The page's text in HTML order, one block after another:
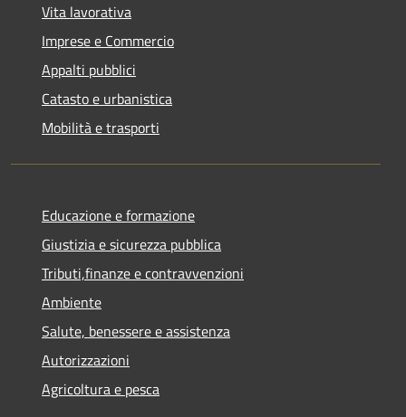
Vita lavorativa
Imprese e Commercio
Appalti pubblici
Catasto e urbanistica
Mobilità e trasporti
Educazione e formazione
Giustizia e sicurezza pubblica
Tributi,finanze e contravvenzioni
Ambiente
Salute, benessere e assistenza
Autorizzazioni
Agricoltura e pesca